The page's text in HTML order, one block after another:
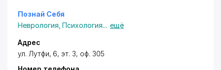
года.
Представители нашей компании в ознакомительных
целях регулярно посещают зарубежные учебные
Познай Себя
Неврология ,Психология... ещё
Адрес
ул. Лутфи, 6, эт. 3, оф. 305